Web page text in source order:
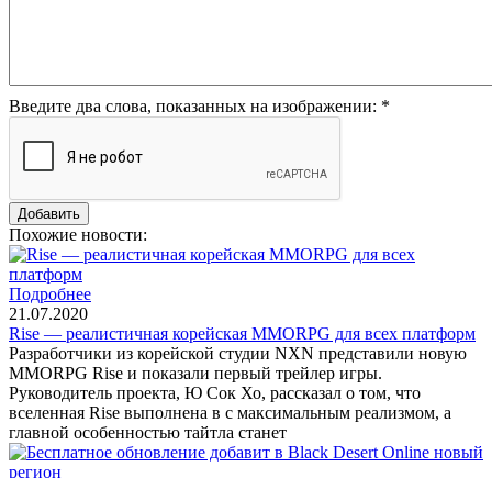
Введите два слова, показанных на изображении: *
Похожие новости:
Подробнее
21.07.2020
Rise — реалистичная корейская MMORPG для всех платформ
Разработчики из корейской студии NXN представили новую
MMORPG Rise и показали первый трейлер игры.
Руководитель проекта, Ю Сок Хо, рассказал о том, что
вселенная Rise выполнена в с максимальным реализмом, а
главной особенностью тайтла станет